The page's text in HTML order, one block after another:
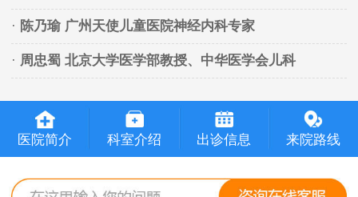
· 陈乃瑜 广州天使儿童医院神经内科专家
· 周忠蜀 北京大学医学部教授、中华医学会儿科
医院简介 科室介绍 出诊信息 来院路线